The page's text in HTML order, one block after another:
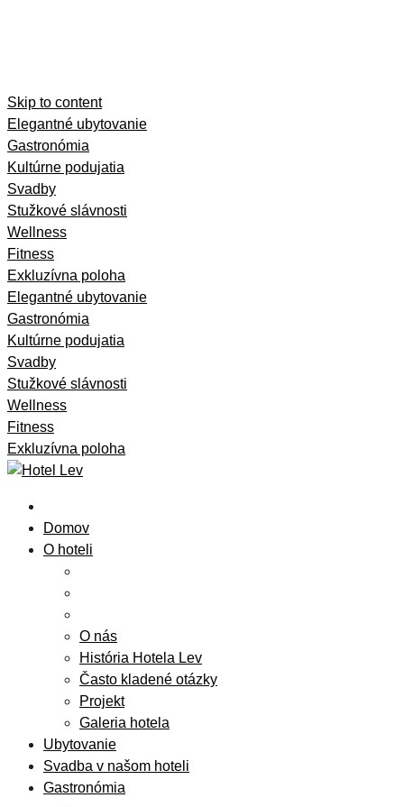
Skip to content
Elegantné ubytovanie
Gastronómia
Kultúrne podujatia
Svadby
Stužkové slávnosti
Wellness
Fitness
Exkluzívna poloha
Elegantné ubytovanie
Gastronómia
Kultúrne podujatia
Svadby
Stužkové slávnosti
Wellness
Fitness
Exkluzívna poloha
Domov
O hoteli
O nás
História Hotela Lev
Často kladené otázky
Projekt
Galeria hotela
Ubytovanie
Svadba v našom hoteli
Gastronómia